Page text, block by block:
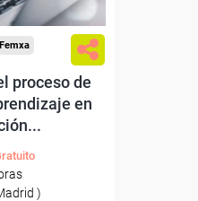
proceso de
en
)